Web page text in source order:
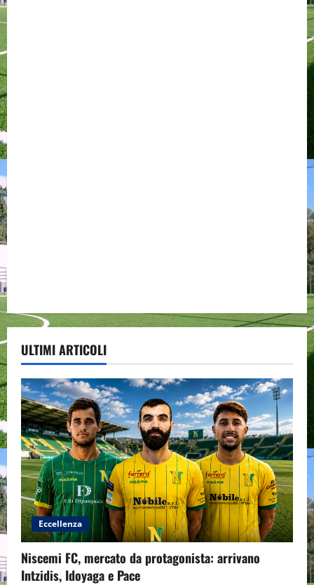
ULTIMI ARTICOLI
Eccellenza
Niscemi FC, mercato da protagonista: arrivano
Intzidis, Idoyaga e Pace